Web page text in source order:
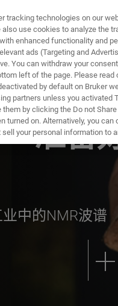
准备
中的NMR波谱
tracking technologies on our
also use cookies to analyze the
enhanced functionality and
ads (Targeting and
You can withdraw your
left of the page. Please
by default on Bruker
partners unless you activated
by clicking the Do not
turned on. Alternatively, you
your personal information to